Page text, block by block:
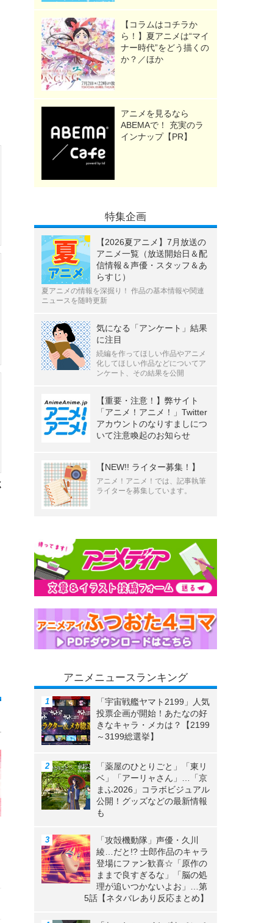
【コラムはコチラか
ら！】夏アニメは“マイ
ナー時代”をどう描くの
か？／ほか
アニメを見るなら
ABEMAで！ 充実のラ
インナップ【PR】
特集企画
【2026夏アニメ】7月放送の
アニメ一覧（放送開始日＆配
信情報＆声優・スタッフ＆あ
らすじ）
夏アニメの情報を深掘り！ 作品の基本情報や関連
ニュースを随時更新
気になる「アンケート」結果
に注目
続編を作ってほしい作品やアニメ
化してほしい作品などについてア
ンケート、その結果を公開
【重要・注意！】弊サイト
「アニメ！アニメ！」Twitter
アカウントのなりすましにつ
いて注意喚起のお知らせ
【NEW!! ライター募集！】
アニメ！アニメ！では、記事執筆
ライターを募集しています。
アニメニュースランキング
「宇宙戦艦ヤマト2199」人気
投票企画が開始！あたなの好
きなキャラ・メカは？【2199
～3199総選挙】
「薬屋のひとりごと」「東リ
ベ」「アーリャさん」…「京
まふ2026」コラボビジュアル
公開！グッズなどの最新情報
も
「攻殻機動隊」声優・久川
綾…だと!? 士郎作品のキャラ
登場にファン歓喜☆「原作の
ままで良すぎるな」「脳の処
理が追いつかないよお」…第
5話【ネタバレあり反応まとめ】